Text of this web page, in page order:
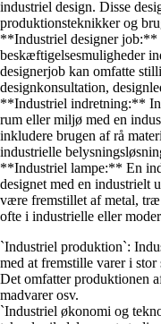
industriel design. Disse
produktionsteknikker og
**Industriel designer job:**
beskæftigelsesmuligheder
designerjob kan omfatte
designkonsultation,
**Industriel indretning:**
rum eller miljø med en
inkludere brugen af rå
industrielle
**Industriel lampe:** En
designet med en industrielt
være fremstillet af metal, træ
ofte i industrielle eller
`Industriel produktion`:
med at fremstille varer i
Det omfatter produktionen
madvarer osv.
`Industriel økonomi og